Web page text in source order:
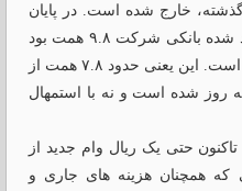
خارج شده است. در پایان
آذرماه ۱۴۰۳، میزان بدهی سر رسید شده بانکی شرکت ۹.۸ همت بود
که اکنون به ۲.۱۷ همت کاهش یافته است. این یعنی حدود ۷.۸ همت از
روز شده است و نه با استمهال
تصریح کرد: از آذرماه ۱۴۰۳ تاکنون حتی یک ریال وام جدید از
که همچنان هزینه ‌های جاری و